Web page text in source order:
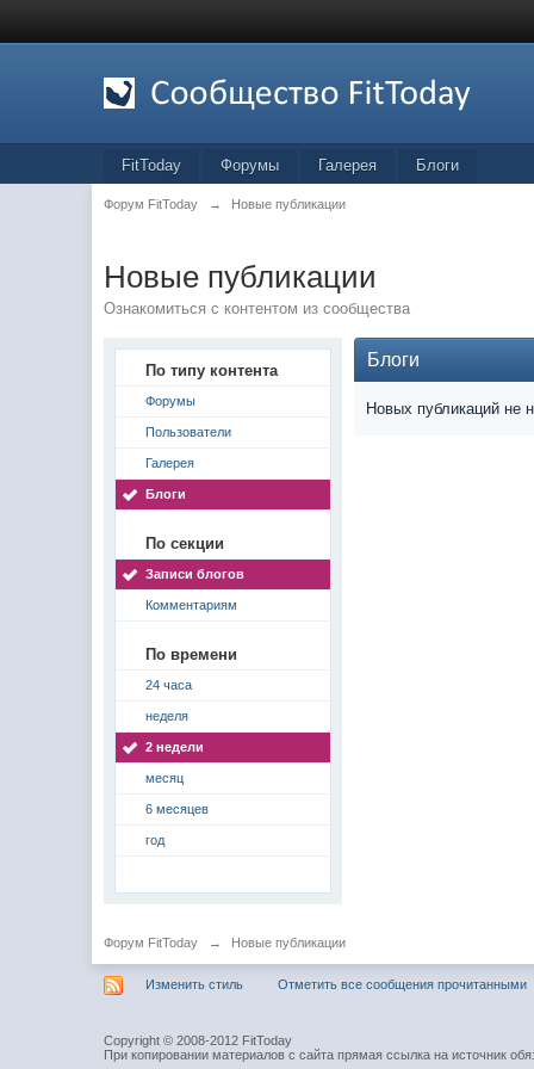
FitToday Форумы Галерея Блоги
Форум FitToday → Новые публикации
Новые публикации
Ознакомиться с контентом из сообщества
По типу контента
Форумы
Пользователи
Галерея
Блоги
По секции
Записи блогов
Комментариям
По времени
24 часа
неделя
2 недели
месяц
6 месяцев
год
Блоги
Новых публикаций не
Форум FitToday → Новые публикации
Изменить стиль Отметить все сообщения прочитанными
Copyright © 2008-2012 FitToday
При копировании материалов с сайта прямая ссылка на источник